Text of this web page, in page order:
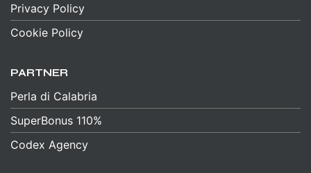
Privacy Policy
Cookie Policy
PARTNER
Perla di Calabria
SuperBonus 110%
Codex Agency